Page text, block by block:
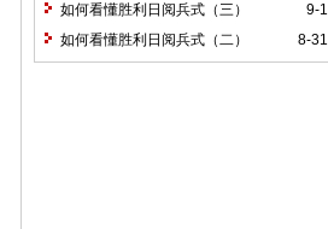
9-1
如何看懂胜利日阅兵式（三）
8-31
如何看懂胜利日阅兵式（二）